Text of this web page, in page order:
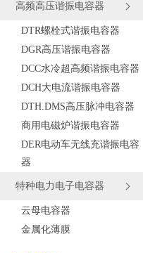
高频高压谐振电容器
DTR螺栓式谐振电容器
DGR高压谐振电容器
DCC水冷超高频谐振电容器
DCH大电流谐振电容器
DTH.DMS高压脉冲电容器
商用电磁炉谐振电容器
DER电动车无线充谐振电容
器
特种电力电子电容器
云母电容器
金属化薄膜